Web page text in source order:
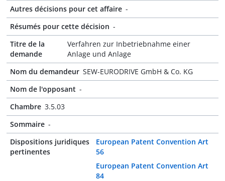
Autres décisions pour cet affaire -
Résumés pour cette décision -
Titre de la
demande
Verfahren zur Inbetriebnahme einer
Anlage und Anlage
Nom du demandeur SEW-EURODRIVE GmbH & Co. KG
Nom de l'opposant -
Chambre 3.5.03
Sommaire -
Dispositions juridiques
pertinentes
European Patent Convention Art
56
European Patent Convention Art
84